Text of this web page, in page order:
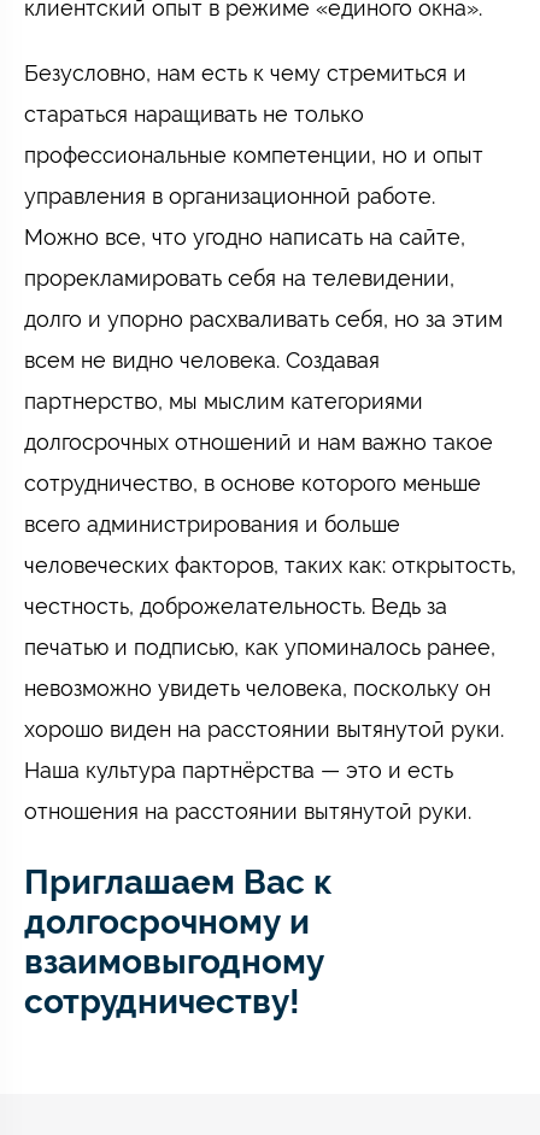
клиентский опыт в режиме «единого окна».
Безусловно, нам есть к чему стремиться и
стараться наращивать не только
профессиональные компетенции, но и опыт
управления в организационной работе.
Можно все, что угодно написать на сайте,
прорекламировать себя на телевидении,
долго и упорно расхваливать себя, но за этим
всем не видно человека. Создавая
партнерство, мы мыслим категориями
долгосрочных отношений и нам важно такое
сотрудничество, в основе которого меньше
всего администрирования и больше
человеческих факторов, таких как: открытость,
честность, доброжелательность. Ведь за
печатью и подписью, как упоминалось ранее,
невозможно увидеть человека, поскольку он
хорошо виден на расстоянии вытянутой руки.
Наша культура партнёрства — это и есть
отношения на расстоянии вытянутой руки.
Приглашаем Вас к
долгосрочному и
взаимовыгодному
сотрудничеству!